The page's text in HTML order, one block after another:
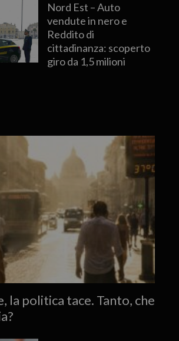
Nord Est – Auto
vendute in nero e
Reddito di
cittadinanza: scoperto
giro da 1,5 milioni
la politica tace. Tanto, che